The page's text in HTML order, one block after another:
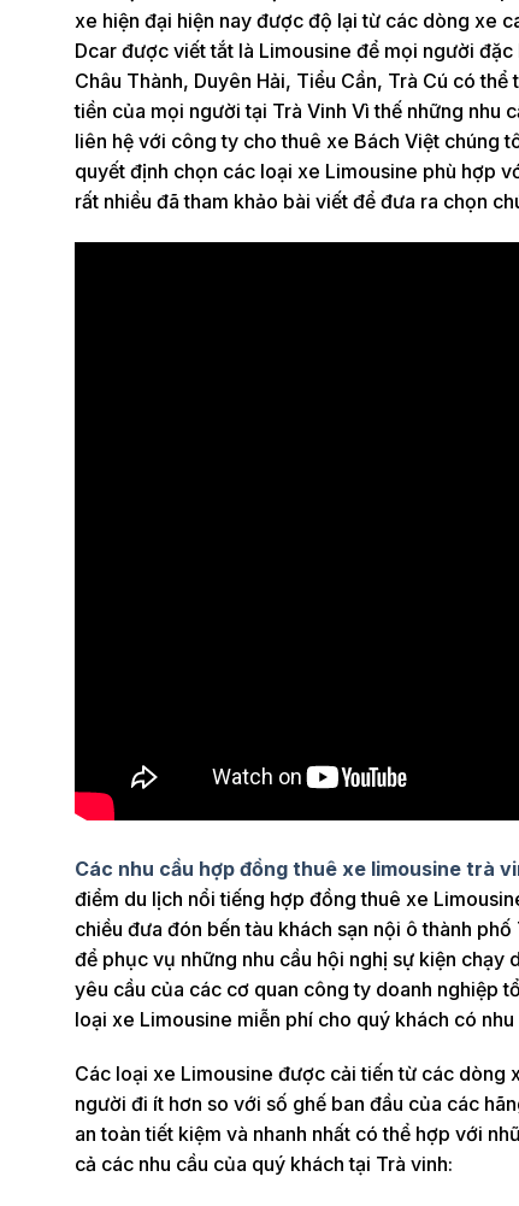
xe hiện đại hiện nay được độ lại từ các dòng xe
Dcar được viết tắt là Limousine để mọi người
Châu Thành, Duyên Hải, Tiểu Cần, Trà Cú có
tiền của mọi người tại Trà Vinh Vì thế những nhu
liên hệ với công ty cho thuê xe Bách Việt chúng
quyết định chọn các loại xe Limousine phù hợp
rất nhiều đã tham khảo bài viết để đưa ra chọn
Các nhu cầu hợp đồng thuê xe limousine trà
điểm du lịch nổi tiếng hợp đồng thuê xe
chiều đưa đón bến tàu khách sạn nội ô thành
để phục vụ những nhu cầu hội nghị sự kiện chạy
yêu cầu của các cơ quan công ty doanh nghiệp
loại xe Limousine miễn phí cho quý khách có nhu
Các loại xe Limousine được cải tiến từ các dòng
người đi ít hơn so với số ghế ban đầu của các
an toàn tiết kiệm và nhanh nhất có thể hợp với
cả các nhu cầu của quý khách tại Trà vinh: